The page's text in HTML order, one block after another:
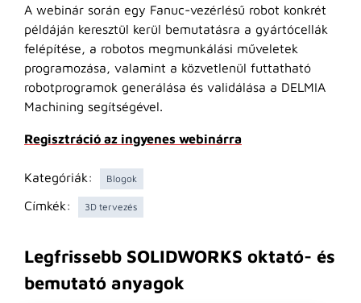
A webinár során egy Fanuc-vezérlésű robot konkrét
példáján keresztül kerül bemutatásra a gyártócellák
felépítése, a robotos megmunkálási műveletek
programozása, valamint a közvetlenül futtatható
robotprogramok generálása és validálása a DELMIA
Machining segítségével.
Regisztráció az ingyenes webinárra
Kategóriák: Blogok
Címkék: 3D tervezés
Legfrissebb SOLIDWORKS oktató- és
bemutató anyagok